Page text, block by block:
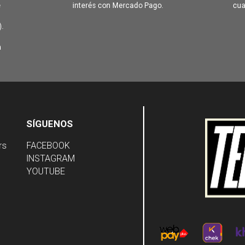
interés con Mercado Pago.
SÍGUENOS
FACEBOOK
INSTAGRAM
YOUTUBE